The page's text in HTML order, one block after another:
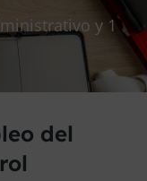
y 1
del